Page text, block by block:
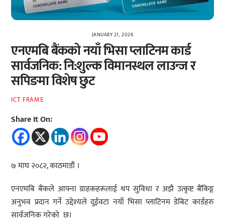
JANUARY 21, 2026
एनएमबि बैंकको नयाँ भिसा प्लाटिनम कार्ड
सार्वजनिक: नि:शुल्क विमानस्थल लाउन्ज र
सपिङमा विशेष छुट
ICT FRAME
Share It On:
७ माघ २०८२, काठमाडौं ।
एनएमबि बैंकले आफ्ना ग्राहकहरूलाई थप सुविधा र अझै उत्कृष्ट बैंकिङ्ग
अनुभव प्रदान गर्ने उद्देश्यले दुईवटा नयाँ भिसा प्लाटिनम डेबिट कार्डहरु
सार्वजनिक गरेको छ।